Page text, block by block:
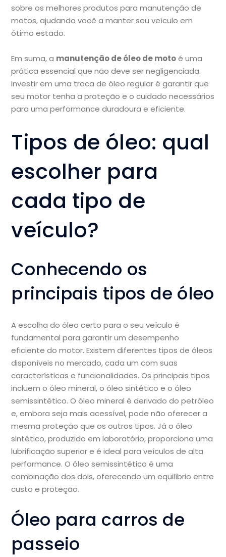
sobre os melhores produtos para manutenção de
motos, ajudando você a manter seu veículo em
ótimo estado.
Em suma, a manutenção de óleo de motoé uma
prática essencial que não deve ser negligenciada.
Investir em uma troca de óleo regular é garantir que
seu motor tenha a proteção e o cuidado necessários
para uma performance duradoura e eficiente.
Tipos de óleo: qual
escolher para
cada tipo de
veículo?
Conhecendo os
principais tipos de óleo
A escolha do óleo certo para o seu veículo é
fundamental para garantir um desempenho
eficiente do motor. Existem diferentes tipos de óleos
disponíveis no mercado, cada um com suas
características e funcionalidades. Os principais tipos
incluem o óleo mineral, o óleo sintético e o óleo
semissintético. O óleo mineral é derivado do petróleo
e, embora seja mais acessível, pode não oferecer a
mesma proteção que os outros tipos. Já o óleo
sintético, produzido em laboratório, proporciona uma
lubrificação superior e é ideal para veículos de alta
performance. O óleo semissintético é uma
combinação dos dois, oferecendo um equilíbrio entre
custo e proteção.
Óleo para carros de
passeio